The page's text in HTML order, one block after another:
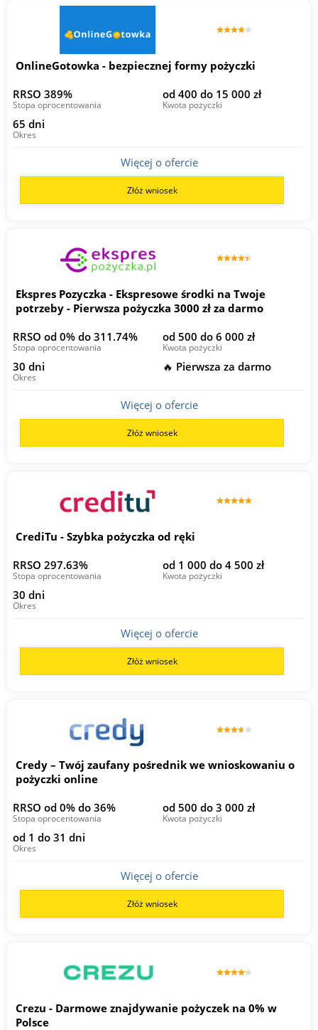
OnlineGotowka - bezpiecznej formy pożyczki
RRSO 389%
Stopa oprocentowania
od 400 do 15 000 zł
Kwota pożyczki
65 dni
Okres
Więcej o ofercie
Złóż wniosek
Ekspres Pozyczka - Ekspresowe środki na Twoje
potrzeby - Pierwsza pożyczka 3000 zł za darmo
RRSO od 0% do 311.74%
Stopa oprocentowania
od 500 do 6 000 zł
Kwota pożyczki
30 dni
Okres
🔥 Pierwsza za darmo
Więcej o ofercie
Złóż wniosek
CrediTu - Szybka pożyczka od ręki
RRSO 297.63%
Stopa oprocentowania
od 1 000 do 4 500 zł
Kwota pożyczki
30 dni
Okres
Więcej o ofercie
Złóż wniosek
Credy – Twój zaufany pośrednik we wnioskowaniu o
pożyczki online
RRSO od 0% do 36%
Stopa oprocentowania
od 500 do 3 000 zł
Kwota pożyczki
od 1 do 31 dni
Okres
Więcej o ofercie
Złóż wniosek
Crezu - Darmowe znajdywanie pożyczek na 0% w
Polsce